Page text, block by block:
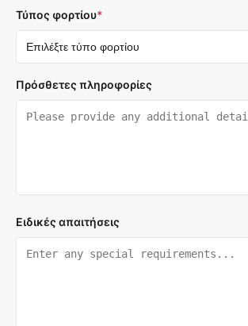
Τύπος φορτίου*
Πρόσθετες πληροφορίες
Ειδικές απαιτήσεις